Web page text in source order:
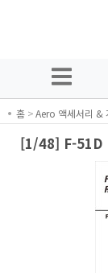
홈 >Aero 액세서리 &
[1/48] F-51D